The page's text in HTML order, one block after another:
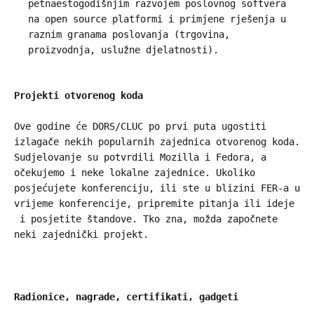
petnaestogodišnjim razvojem poslovnog softvera
na open source platformi i primjene rješenja u
raznim granama poslovanja (trgovina,
proizvodnja, uslužne djelatnosti).
Projekti otvorenog koda
Ove godine će DORS/CLUC po prvi puta ugostiti
izlagače nekih popularnih zajednica otvorenog koda.
Sudjelovanje su potvrdili Mozilla i Fedora, a
očekujemo i neke lokalne zajednice. Ukoliko
posjećujete konferenciju, ili ste u blizini FER-a u
vrijeme konferencije, pripremite pitanja ili ideje
i posjetite štandove. Tko zna, možda započnete
neki zajednički projekt.
Radionice, nagrade, certifikati, gadgeti